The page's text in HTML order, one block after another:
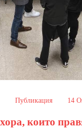
Публикация 14
които